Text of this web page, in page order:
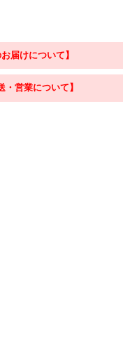
届けについて】
・営業について】